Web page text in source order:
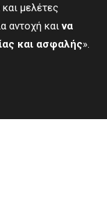
μελέτες
αντοχή καινα
και ασφαλής».